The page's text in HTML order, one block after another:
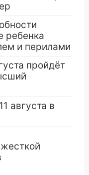
ребенка
и перилами
пройдёт
августа в